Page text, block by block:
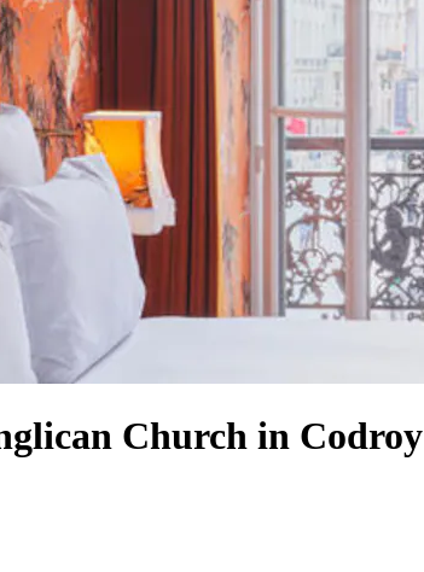
Church in Codroy